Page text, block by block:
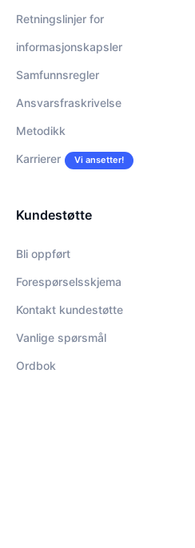
Retningslinjer for
informasjonskapsler
Samfunnsregler
Ansvarsfraskrivelse
Metodikk
Karrierer Vi ansetter!
Kundestøtte
Bli oppført
Forespørselsskjema
Kontakt kundestøtte
Vanlige spørsmål
Ordbok